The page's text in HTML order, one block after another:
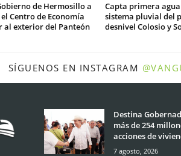
de Hermosillo a
Centro de Economía
al exterior del Panteón
Capta primera
sistema pluvial del
desnivel Colosio y
SÍGUENOS EN INSTAGRAM
Destina
más de 254
acciones de
7 agosto, 2026